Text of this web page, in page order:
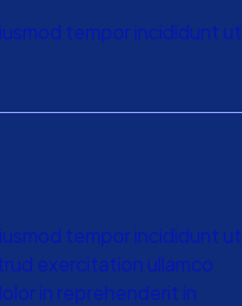
tempor incididunt ut
tempor incididunt ut
exercitation ullamco
in reprehenderit in